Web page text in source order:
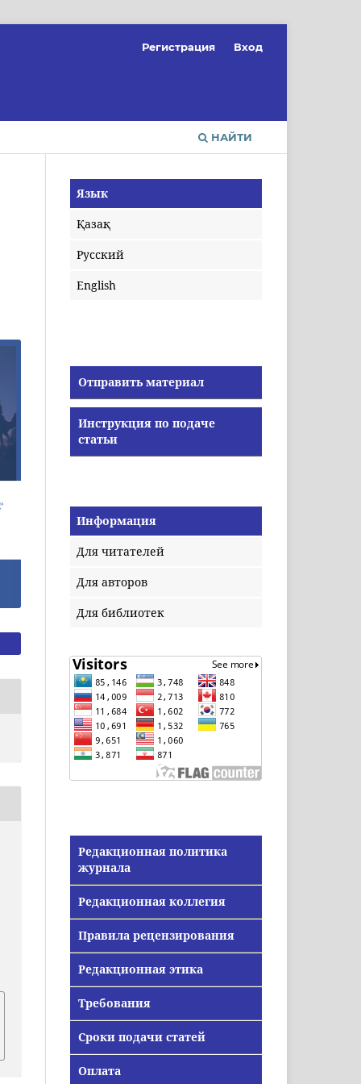
НАЙТИ
Регистрация Вход
Язык
Қазақ
Русский
English
Отправить материал
Инструкция по подаче
статьи
Информация
Для читателей
Для авторов
Для библиотек
Редакционная политика
журнала
Редакционная коллегия
Правила рецензирования
Редакционная этика
Требования
Сроки подачи статей
Оплата